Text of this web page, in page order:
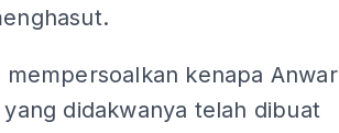
mempersoalkan kenapa Anwar
didakwanya telah dibuat